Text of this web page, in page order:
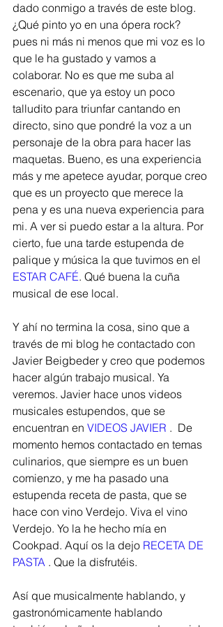
dado conmigo a través de este blog.
¿Qué pinto yo en una ópera rock?
pues ni más ni menos que mi voz es lo
que le ha gustado y vamos a
colaborar. No es que me suba al
escenario, que ya estoy un poco
talludito para triunfar cantando en
directo, sino que pondré la voz a un
personaje de la obra para hacer las
maquetas. Bueno, es una experiencia
más y me apetece ayudar, porque creo
que es un proyecto que merece la
pena y es una nueva experiencia para
mi. A ver si puedo estar a la altura. Por
cierto, fue una tarde estupenda de
palique y música la que tuvimos en el
ESTAR CAFÉ. Qué buena la cuña
musical de ese local.
Y ahí no termina la cosa, sino que a
través de mi blog he contactado con
Javier Beigbeder y creo que podemos
hacer algún trabajo musical. Ya
veremos. Javier hace unos videos
musicales estupendos, que se
encuentran en VIDEOS JAVIER .  De
momento hemos contactado en temas
culinarios, que siempre es un buen
comienzo, y me ha pasado una
estupenda receta de pasta, que se
hace con vino Verdejo. Viva el vino
Verdejo. Yo la he hecho mía en
Cookpad. Aquí os la dejo RECETA DE
PASTA . Que la disfrutéis.
Así que musicalmente hablando, y
gastronómicamente hablando